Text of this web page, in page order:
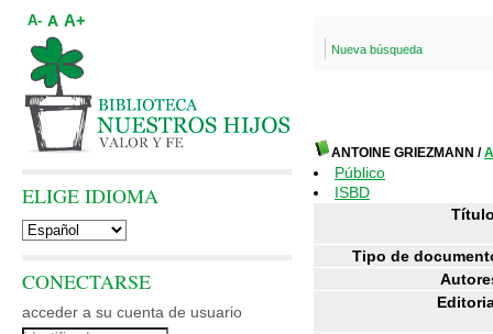
Nueva búsqueda
ANTOINE GRIEZMANN /
Público
ISBD
Tipo de
A- A A+
ELIGE IDIOMA
CONECTARSE
acceder a su cuenta de usuario